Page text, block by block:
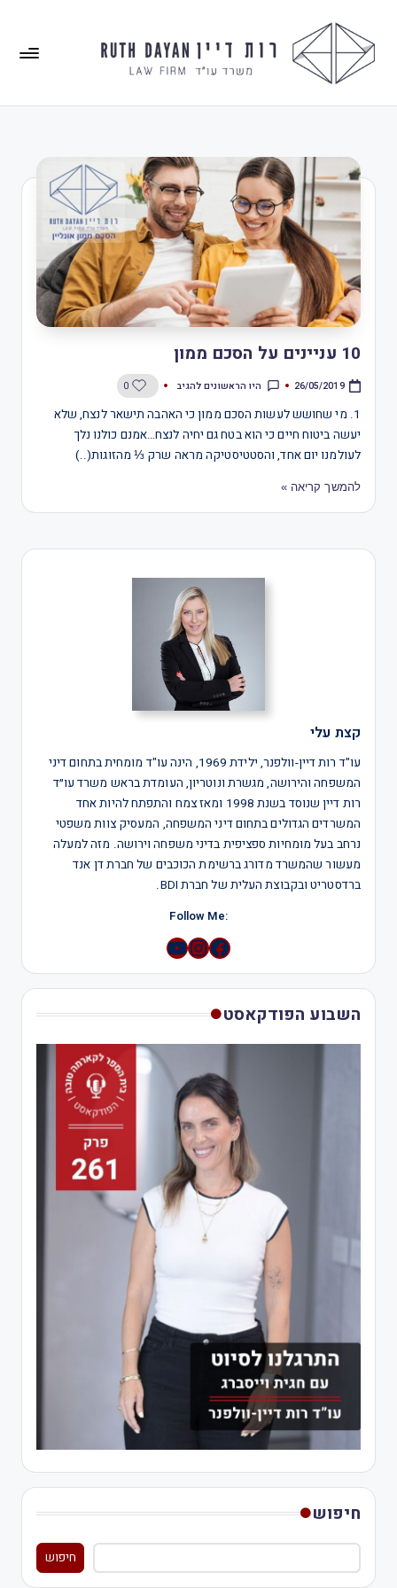
10 עניינים על הסכם ממון
26/05/2019 היו הראשונים להגיב 0
1. מי שחושש לעשות הסכם ממון כי האהבה תישאר לנצח, שלא
יעשה ביטוח חיים כי הוא בטח גם יחיה לנצח…אמנם כולנו נלך
לעולמנו יום אחד, והסטטיסטיקה מראה שרק ⅓ מהזוגות(..)
להמשך קריאה »
קצת עלי
עו"ד רות דיין-וולפנר, ילידת 1969, הינה עו"ד מומחית בתחום דיני
המשפחה והירושה, מגשרת ונוטריון, העומדת בראש משרד עו״ד
רות דיין שנוסד בשנת 1998 ומאז צמח והתפתח להיות אחד
המשרדים הגדולים בתחום דיני המשפחה, המעסיק צוות משפטי
נרחב בעל מומחיות ספציפית בדיני משפחה וירושה. מזה למעלה
מעשור שהמשרד מדורג ברשימת הכוכבים של חברת דן אנד
ברדסטריט ובקבוצת העלית של חברת BDI.
:Follow Me
Instagram
YouTube
השבוע הפודקאסט
חיפוש
חיפוש